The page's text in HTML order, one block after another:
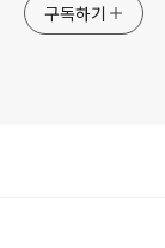
구독하기